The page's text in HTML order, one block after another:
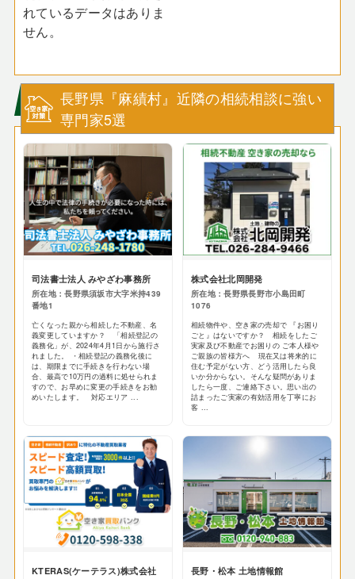
れているデータはありま
せん。
長野県『麻績村』近隣の相続相談に強い
専門家5選
司法書士法人 みやざわ事務所
所在地：長野県須坂市大字米持439
番地1
亡くなった親から相続した不動産、名
義変更していますか？ 「相続登記の
義務化」が、2024年4月1日から施行さ
れました。 ・相続登記の義務化後に
は、期限までに手続きを行わない場
合、最高で10万円の過料に処せられま
すので、お早めに変更の手続きをお勧
めいたします。 対応エリア ...
株式会社北岡開発
所在地：長野県長野市小島田町
1076
相続物件や、空き家の売却で 『お困り
ごと』はないですか？ 相続をしたご
実家及び不動産でお困りの ご本人様や
ご親族の皆様方へ 現在又は将来的に
住む予定がない方、どう活用したら良
いか分からない。そんな疑問がありま
したら一度、ご連絡下さい。思い出の
詰まったご実家の有効活用を丁寧にお
客 ...
KTERAS(ケーテラス)株式会社 長野・松本 土地情報館